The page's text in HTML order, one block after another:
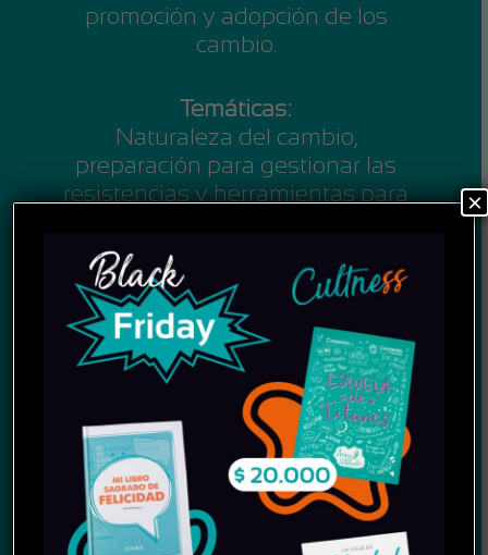
promoción y adopción de los
cambio.
Temáticas:
Naturaleza del cambio,
preparación para gestionar las
resistencias y herramientas para
individual y colectivo
Objetivo:
Adoptar estrategias que faciliten
la negociación de forma
consciente
×